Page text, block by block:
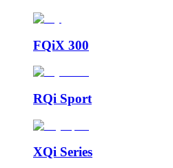
FQiX 300
RQi Sport
XQi Series